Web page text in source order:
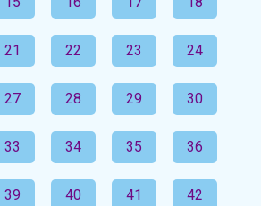
21 22 23 24
27 28 29 30
33 34 35 36
39 40 41 42